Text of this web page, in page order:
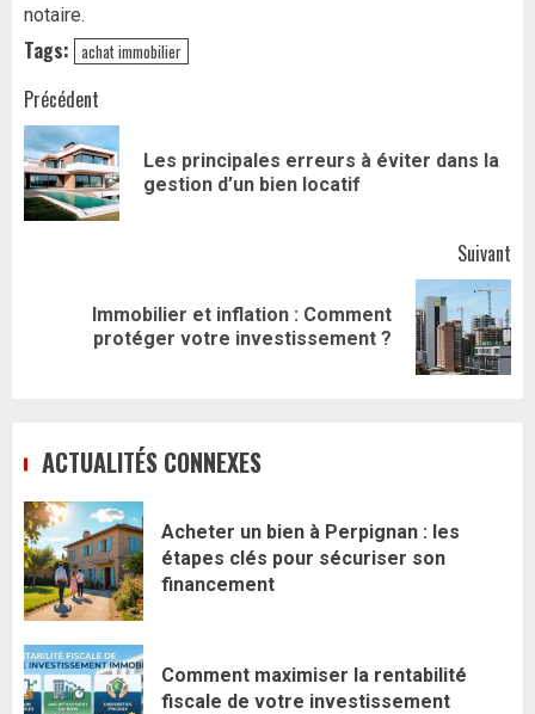
notaire.
Tags: achat immobilier
Navigation
d’article
Précédent
Les principales erreurs à éviter dans la
gestion d’un bien locatif
Suivant
Immobilier et inflation : Comment
protéger votre investissement ?
ACTUALITÉS CONNEXES
Acheter un bien à Perpignan : les
étapes clés pour sécuriser son
financement
Comment maximiser la rentabilité
fiscale de votre investissement